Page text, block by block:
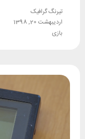
تیرنگ گرافیک
اردیبهشت 20, 1398
بازی